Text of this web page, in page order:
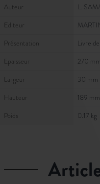
Auteur
L.
Editeur
Présentation
Livre
Epaisseur
270 mm
Largeur
30 mm
Hauteur
189 mm
Poids
0.17 kg